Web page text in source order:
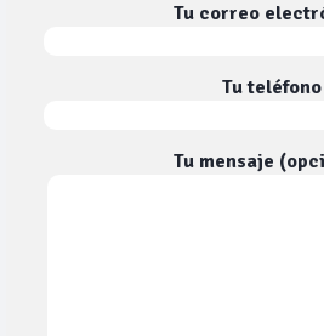
Tu correo
Tu teléfono
Tu mensaje